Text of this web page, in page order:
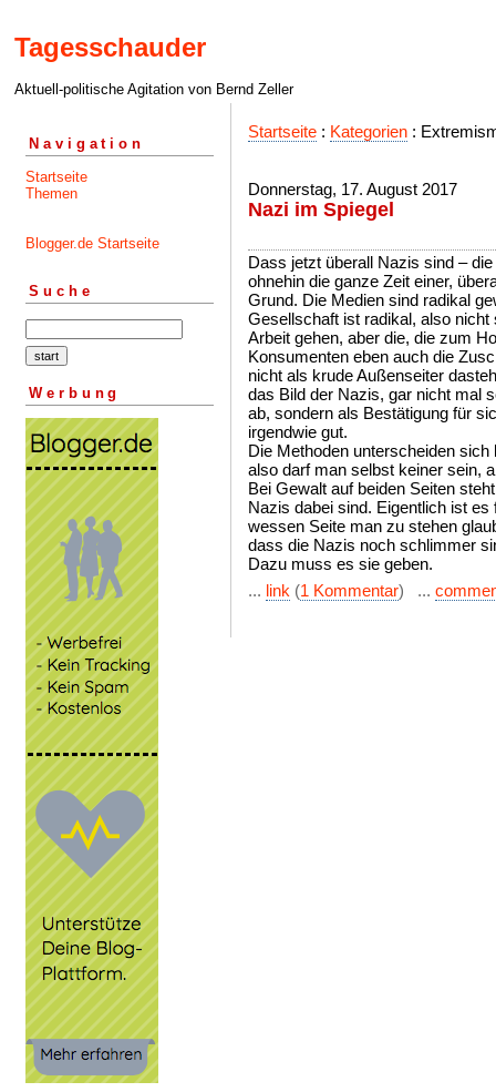
Tagesschauder
Aktuell-politische Agitation von Bernd Zeller
Navigation
Startseite
Themen
Blogger.de Startseite
Suche
Werbung
Startseite : Kategorien :
Donnerstag, 17. August 2017
Nazi im Spiegel
Dass jetzt überall Nazis sind –
ohnehin die ganze Zeit einer,
Grund. Die Medien sind radikal
Gesellschaft ist radikal, also
Arbeit gehen, aber die, die zum
Konsumenten eben auch die
nicht als krude Außenseiter
das Bild der Nazis, gar nicht mal
ab, sondern als Bestätigung für
irgendwie gut.
Die Methoden unterscheiden
also darf man selbst keiner sein,
Bei Gewalt auf beiden Seiten
Nazis dabei sind. Eigentlich ist
wessen Seite man zu stehen
dass die Nazis noch schlimmer
Dazu muss es sie geben.
... link (1 Kommentar) ...